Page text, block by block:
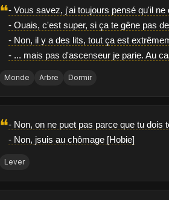
❝- Vous savez, j'ai toujours pensé qu'il
- Ouais, c'est super, si ça te gêne pas
- Non, il y a des lits, tout ça est
- ... mais pas d'ascenseur je parie. Au
Monde Arbre Dormir
❝- Non, on ne puet pas parce que tu dois
- Non, jsuis au chômage [Hobie]
Lever